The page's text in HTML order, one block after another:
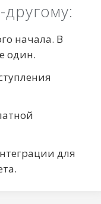
начала. В
один.
для